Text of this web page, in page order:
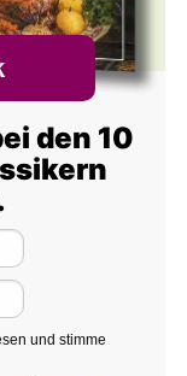
den 10
und stimme